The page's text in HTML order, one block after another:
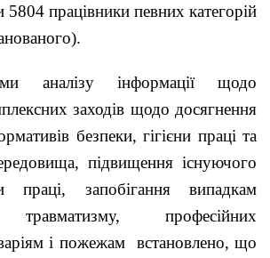
працівники певних категорій
аналізу інформації щодо
заходів щодо досягнення
безпеки, гігієни праці та
підвищення існуючого
праці, запобігання випадкам
травматизму, професійних
і пожежам встановлено, що